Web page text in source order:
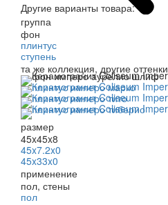
Другие варианты товара:
группа
фон
плинтус
ступень
та же коллекция, другие оттенки
размер
45x45x8
45x7.2x0
45x33x0
применение
пол, стены
пол